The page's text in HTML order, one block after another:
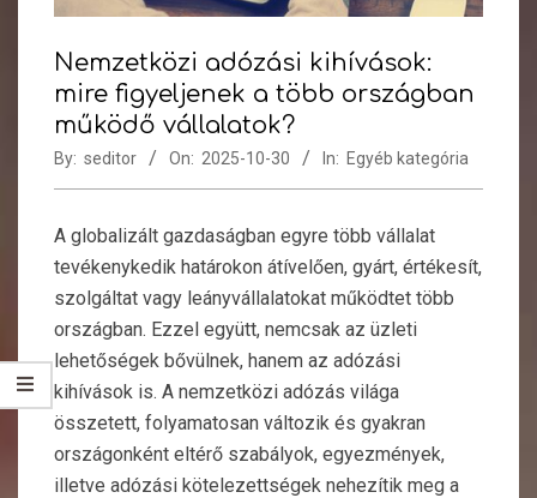
Nemzetközi adózási kihívások:
mire figyeljenek a több országban
működő vállalatok?
By: seditor On: 2025-10-30 In: Egyéb kategória
A globalizált gazdaságban egyre több vállalat
tevékenykedik határokon átívelően, gyárt, értékesít,
szolgáltat vagy leányvállalatokat működtet több
országban. Ezzel együtt, nemcsak az üzleti
lehetőségek bővülnek, hanem az adózási
kihívások is. A nemzetközi adózás világa
összetett, folyamatosan változik és gyakran
országonként eltérő szabályok, egyezmények,
illetve adózási kötelezettségek nehezítik meg a